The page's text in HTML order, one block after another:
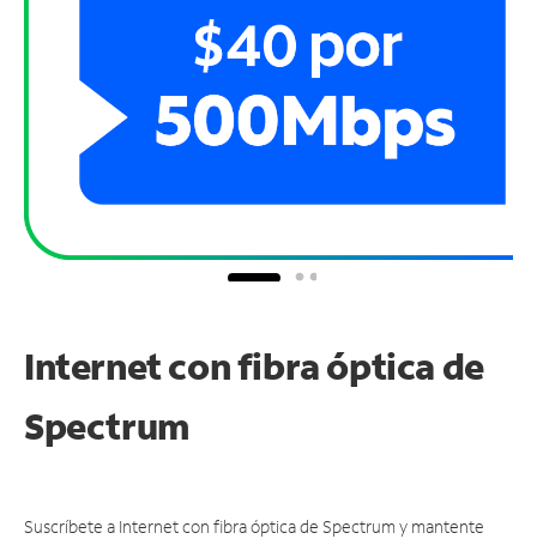
Internet con fibra óptica de
Spectrum
Suscríbete a Internet con fibra óptica de Spectrum y mantente